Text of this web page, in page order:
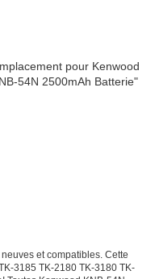
et compatibles. Cette
3185 TK-2180 TK-3180 TK-